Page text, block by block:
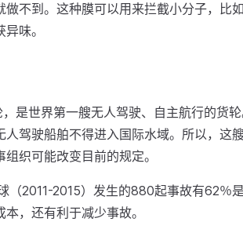
不到。这种膜可以用来拦截小分子，比
味。
是世界第一艘无人驾驶、自主航行的货
驾驶船舶不得进入国际水域。所以，这
织可能改变目前的规定。
（2011-2015）发生的880起事故有62％
，还有利于减少事故。